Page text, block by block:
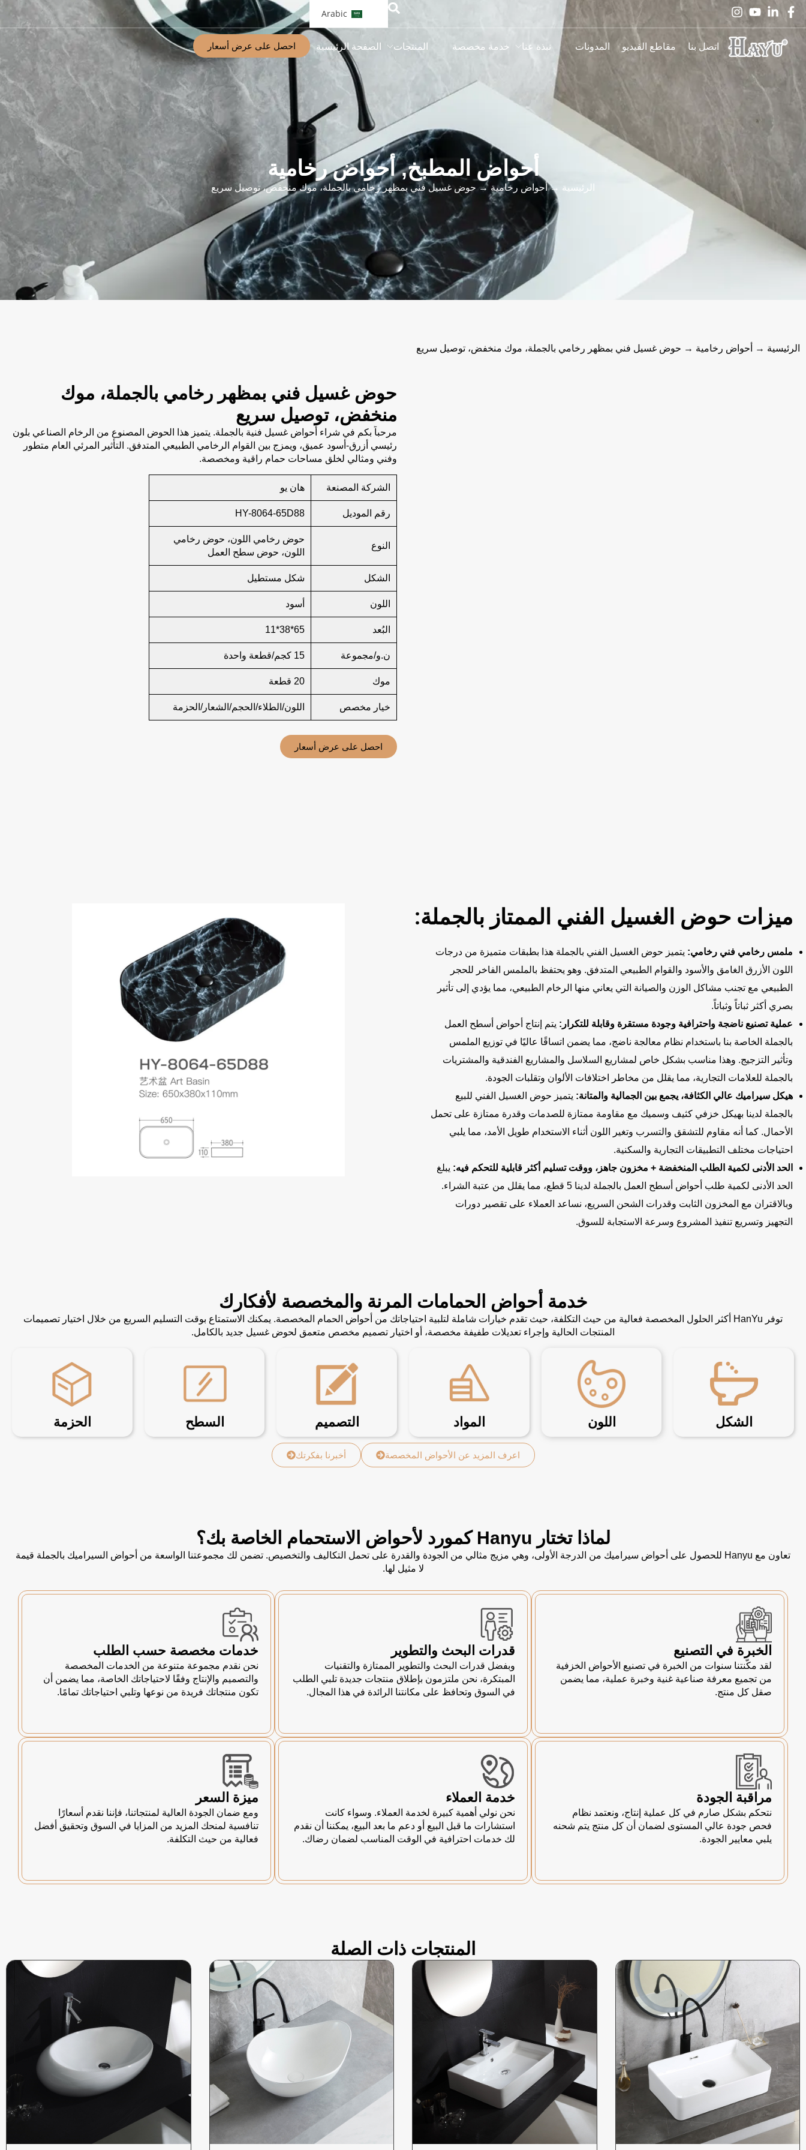
Arabic
الصفحة الرئيسية المنتجات خدمة مخصصة نبذة عنا المدونات مقاطع الفيديو اتصل بنا احصل على عرض أسعار
أحواض المطبخ,أحواض رخامية
الرئيسية → أحواض رخامية → حوض غسيل فني بمظهر رخامي بالجملة، موك منخفض، توصيل سريع
الرئيسية → أحواض رخامية → حوض غسيل فني بمظهر رخامي بالجملة، موك منخفض، توصيل سريع
حوض غسيل فني بمظهر رخامي بالجملة، موك
منخفض، توصيل سريع
مرحباً بكم في شراء أحواض غسيل فنية بالجملة. يتميز هذا الحوض المصنوع من الرخام الصناعي بلون
رئيسي أزرق-أسود عميق، ويمزج بين القوام الرخامي الطبيعي المتدفق. التأثير المرئي العام متطور
وفني ومثالي لخلق مساحات حمام راقية ومخصصة.
الشركة المصنعة هان يو
رقم الموديل HY-8064-65D88
النوع
حوض رخامي اللون، حوض رخامي
اللون، حوض سطح العمل
الشكل شكل مستطيل
اللون أسود
البُعد 65*38*11
ن.و/مجموعة 15 كجم/قطعة واحدة
موك 20 قطعة
خيار مخصص اللون/الطلاء/الحجم/الشعار/الحزمة
احصل على عرض أسعار
ميزات حوض الغسيل الفني الممتاز بالجملة:
ملمس رخامي فني رخامي: يتميز حوض الغسيل الفني بالجملة هذا بطبقات متميزة من درجات
اللون الأزرق الغامق والأسود والقوام الطبيعي المتدفق. وهو يحتفظ بالملمس الفاخر للحجر
الطبيعي مع تجنب مشاكل الوزن والصيانة التي يعاني منها الرخام الطبيعي، مما يؤدي إلى تأثير
بصري أكثر ثباتاً وثباتاً.
عملية تصنيع ناضجة واحترافية وجودة مستقرة وقابلة للتكرار: يتم إنتاج أحواض أسطح العمل
بالجملة الخاصة بنا باستخدام نظام معالجة ناضج، مما يضمن اتساقًا عاليًا في توزيع الملمس
وتأثير التزجيج. وهذا مناسب بشكل خاص لمشاريع السلاسل والمشاريع الفندقية والمشتريات
بالجملة للعلامات التجارية، مما يقلل من مخاطر اختلافات الألوان وتقلبات الجودة.
هيكل سيراميك عالي الكثافة، يجمع بين الجمالية والمتانة: يتميز حوض الغسيل الفني للبيع
بالجملة لدينا بهيكل خزفي كثيف وسميك مع مقاومة ممتازة للصدمات وقدرة ممتازة على تحمل
الأحمال. كما أنه مقاوم للتشقق والتسرب وتغير اللون أثناء الاستخدام طويل الأمد، مما يلبي
احتياجات مختلف التطبيقات التجارية والسكنية.
الحد الأدنى لكمية الطلب المنخفضة + مخزون جاهز، ووقت تسليم أكثر قابلية للتحكم فيه: يبلغ
الحد الأدنى لكمية طلب أحواض أسطح العمل بالجملة لدينا 5 قطع، مما يقلل من عتبة الشراء.
وبالاقتران مع المخزون الثابت وقدرات الشحن السريع، نساعد العملاء على تقصير دورات
التجهيز وتسريع تنفيذ المشروع وسرعة الاستجابة للسوق.
خدمة أحواض الحمامات المرنة والمخصصة لأفكارك
توفر HanYu أكثر الحلول المخصصة فعالية من حيث التكلفة، حيث تقدم خيارات شاملة لتلبية احتياجاتك من أحواض الحمام المخصصة. يمكنك الاستمتاع بوقت التسليم السريع من خلال اختيار تصميمات
المنتجات الحالية وإجراء تعديلات طفيفة مخصصة، أو اختيار تصميم مخصص متعمق لحوض غسيل جديد بالكامل.
الشكل اللون المواد التصميم السطح الحزمة
اعرف المزيد عن الأحواض المخصصة أخبرنا بفكرتك
لماذا تختار Hanyu كمورد لأحواض الاستحمام الخاصة بك؟
تعاون مع Hanyu للحصول على أحواض سيراميك من الدرجة الأولى، وهي مزيج مثالي من الجودة والقدرة على تحمل التكاليف والتخصيص. تضمن لك مجموعتنا الواسعة من أحواض السيراميك بالجملة قيمة
لا مثيل لها.
الخبرة في التصنيع
لقد مكّنتنا سنوات من الخبرة في تصنيع الأحواض الخزفية
من تجميع معرفة صناعية غنية وخبرة عملية، مما يضمن
صقل كل منتج.
قدرات البحث والتطوير
وبفضل قدرات البحث والتطوير الممتازة والتقنيات
المبتكرة، نحن ملتزمون بإطلاق منتجات جديدة تلبي الطلب
في السوق وتحافظ على مكانتنا الرائدة في هذا المجال.
خدمات مخصصة حسب الطلب
نحن نقدم مجموعة متنوعة من الخدمات المخصصة
والتصميم والإنتاج وفقًا لاحتياجاتك الخاصة، مما يضمن أن
تكون منتجاتك فريدة من نوعها وتلبي احتياجاتك تمامًا.
مراقبة الجودة
نتحكم بشكل صارم في كل عملية إنتاج، ونعتمد نظام
فحص جودة عالي المستوى لضمان أن كل منتج يتم شحنه
يلبي معايير الجودة.
خدمة العملاء
نحن نولي أهمية كبيرة لخدمة العملاء. وسواء كانت
استشارات ما قبل البيع أو دعم ما بعد البيع، يمكننا أن نقدم
لك خدمات احترافية في الوقت المناسب لضمان رضاك.
ميزة السعر
ومع ضمان الجودة العالية لمنتجاتنا، فإننا نقدم أسعارًا
تنافسية لمنحك المزيد من المزايا في السوق وتحقيق أفضل
فعالية من حيث التكلفة.
المنتجات ذات الصلة